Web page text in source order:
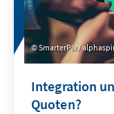
SmarterPix /
Integration
Quoten?